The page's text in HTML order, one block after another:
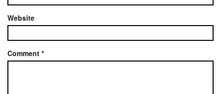
Website
Comment *